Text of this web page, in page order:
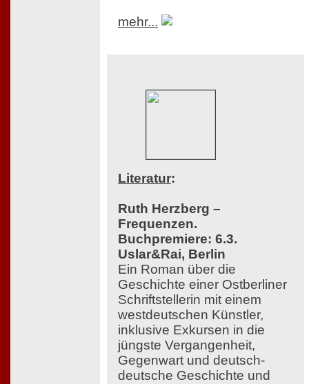
mehr...
Literatur:
Ruth Herzberg –
Frequenzen.
Buchpremiere: 6.3.
Uslar&Rai, Berlin
Ein Roman über die
Geschichte einer Ostberliner
Schriftstellerin mit einem
westdeutschen Künstler,
inklusive Exkursen in die
jüngste Vergangenheit,
Gegenwart und deutsch-
deutsche Geschichte und